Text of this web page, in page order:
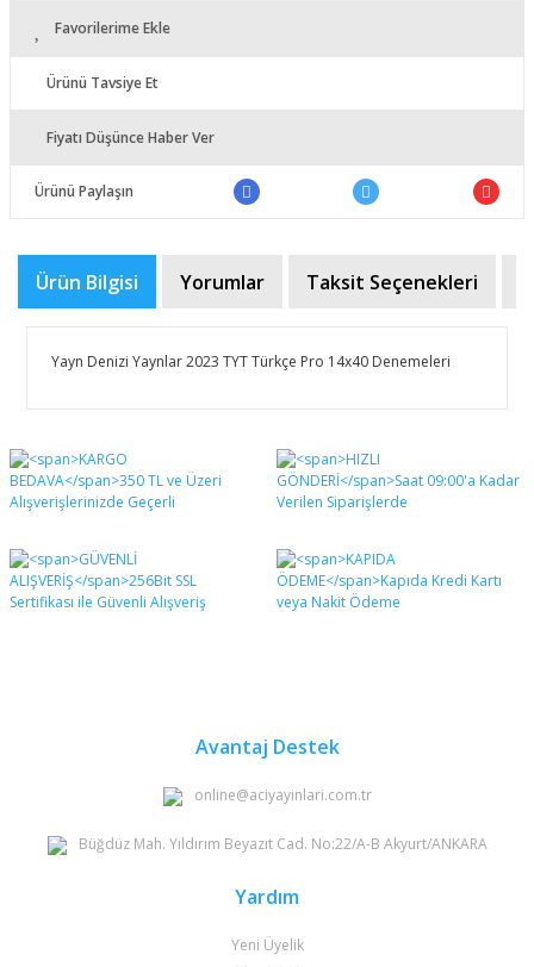
Favorilerime Ekle
Ürünü Tavsiye Et
Fiyatı Düşünce Haber Ver
Ürünü Paylaşın
Ürün Bilgisi Yorumlar Taksit Seçenekleri
Yayn Denizi Yaynlar 2023 TYT Türkçe Pro 14x40 Denemeleri
Bu ürüne ilk yorumu siz yapın!
Yorum Yaz
Bu ürünün fiyat bilgisi, resim, ürün açıklamalarında ve
diğer konularda yetersiz gördüğünüz noktaları öneri
formunu kullanarak tarafımıza iletebilirsiniz.
Görüş ve önerileriniz için teşekkür ederiz.
Ürün resmi kalitesiz, bozuk veya görüntülenemiyor.
Ürün açıklamasında eksik bilgiler bulunuyor.
Avantaj Destek
online@aciyayinlari.com.tr
Büğdüz Mah. Yıldırım Beyazıt Cad. No:22/A-B Akyurt/ANKARA
Yardım
Yeni Üyelik